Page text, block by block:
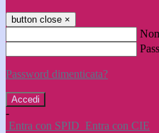
button close ×
Password dimenticata?
-
Entra con SPID Entra con CIE